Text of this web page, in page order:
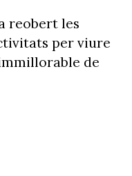
reobert les
per viure
de